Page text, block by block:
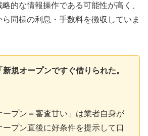
的な情報操作である可能性が高く、
同様の利息・手数料を徴収していま
新規オープンですぐ借りられた。
ープン＝審査甘い」は業者自身が
プン直後に好条件を提示して口